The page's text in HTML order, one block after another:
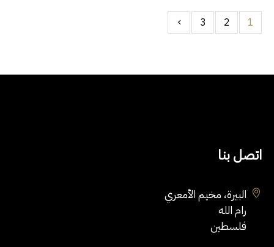
1
2
3
اتصل بنا
البيرة، مخيم الأمعري
رام الله
فلسطين